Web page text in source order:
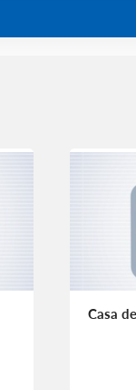
Casa